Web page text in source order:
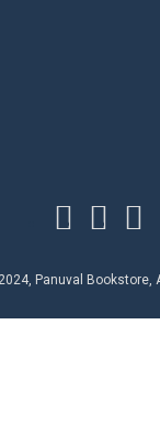
Panuval Bookstore,